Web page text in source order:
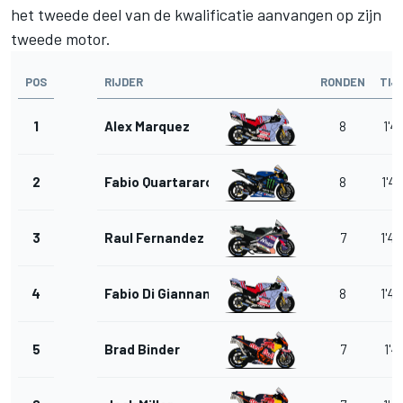
het tweede deel van de kwalificatie aanvangen op zijn
tweede motor.
POS RIJDER RONDEN
1 Alex Marquez 8
2 Fabio Quartararo 8
3 Raul Fernandez 7
4 Fabio Di Giannantonio 8
5 Brad Binder 7